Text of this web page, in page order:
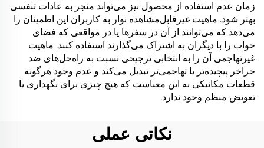
زمان عدم استفاده از محصول نیز می‌تواند منجر به عادات تنفسی
بهتر شود. ماهیت غیرقابل‌مشاهده نوار به کاربران این اطمینان را
می‌دهد که می‌توانند از آن در سفرها یا در مواقعی که فضای
خواب را با دیگران به اشتراک می‌گذارند استفاده کنند. ماهیت
غیرتهاجمی آن را به انتخابی ترجیحی نسبت به راه‌حل‌های ضد
خراخر پیچیده‌تر یا تهاجمی‌تر تبدیل می‌کند و عدم وجود هرگونه
قطعات مکانیکی به این معناست که هیچ چیزی برای نگهداری یا
تعویض منظم وجود ندارد.
نکاتی عملی